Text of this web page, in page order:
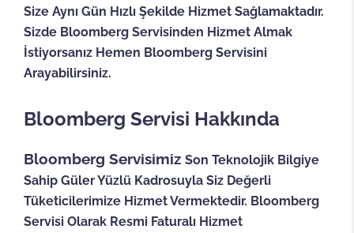
Size Aynı Gün Hızlı Şekilde Hizmet Sağlamaktadır.
Sizde Bloomberg Servisinden Hizmet Almak
İstiyorsanız Hemen Bloomberg Servisini
Arayabilirsiniz.
Bloomberg Servisi Hakkında
Bloomberg Servisimiz Son Teknolojik Bilgiye
Sahip Güler Yüzlü Kadrosuyla Siz Değerli
Tüketicilerimize Hizmet Vermektedir. Bloomberg
Servisi Olarak Resmi Faturalı Hizmet